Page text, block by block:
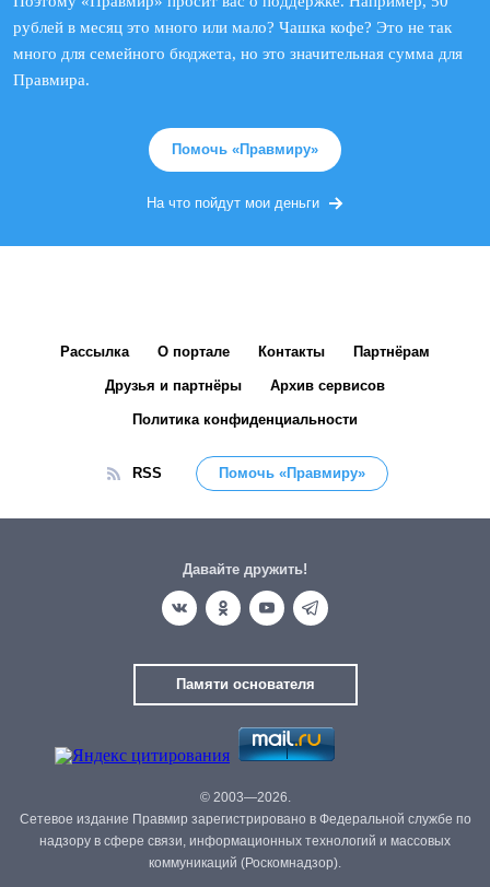
рублей в месяц это много или мало? Чашка кофе? Это не так
много для семейного бюджета, но это значительная сумма для
Правмира.
Помочь «Правмиру»
На что пойдут мои деньги
Рассылка О портале Контакты Партнёрам
Друзья и партнёры Архив сервисов
Политика конфиденциальности
RSS Помочь «Правмиру»
Давайте дружить!
Памяти основателя
© 2003—2026.
Сетевое издание Правмир зарегистрировано в Федеральной службе по
надзору в сфере связи, информационных технологий и массовых
коммуникаций (Роскомнадзор).